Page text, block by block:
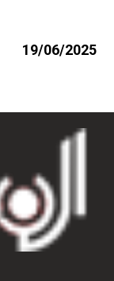
19/06/2025